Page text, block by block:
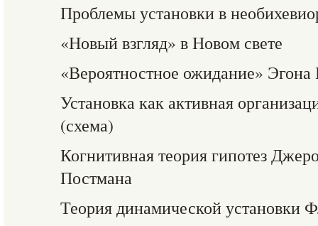
Проблемы установки в
«Новый взгляд» в Новом свете
«Вероятностное ожидание» Эгона
Установка как активная
(схема)
Когнитивная теория гипотез
Постмана
Теория динамической установки